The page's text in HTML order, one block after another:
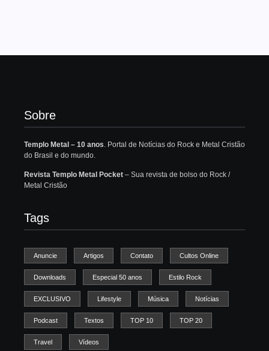
Sobre
Templo Metal – 10 anos. Portal de Notícias do Rock e Metal Cristão
do Brasil e do mundo.
Revista Templo Metal Pocket – Sua revista de bolso do Rock /
Metal Cristão
Tags
Anuncie Artigos Contato Cultos Online
Downloads Especial 50 anos Estilo Rock
EXCLUSIVO Lifestyle Música Notícias
Podcast Textos TOP 10 TOP 20
Travel Vídeos